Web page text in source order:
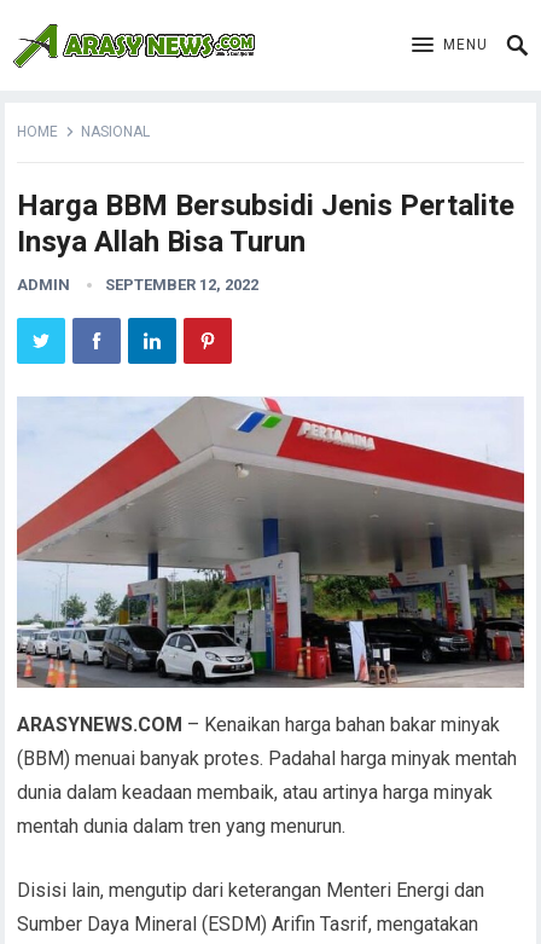
MENU
HOME NASIONAL
Harga BBM Bersubsidi Jenis Pertalite
Insya Allah Bisa Turun
ADMIN SEPTEMBER 12, 2022
ARASYNEWS.COM – Kenaikan harga bahan bakar minyak
(BBM) menuai banyak protes. Padahal harga minyak mentah
dunia dalam keadaan membaik, atau artinya harga minyak
mentah dunia dalam tren yang menurun.
Disisi lain, mengutip dari keterangan Menteri Energi dan
Sumber Daya Mineral (ESDM) Arifin Tasrif, mengatakan